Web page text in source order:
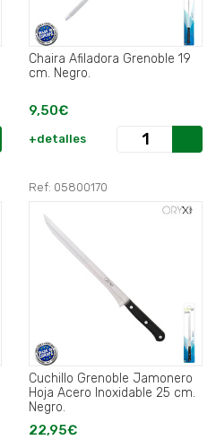
Chaira Afiladora Grenoble 19
cm. Negro.
9,50€
+detalles
Ref: 05800170
Cuchillo Grenoble Jamonero
Hoja Acero Inoxidable 25 cm.
Negro.
22,95€